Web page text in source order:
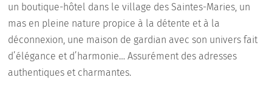
un boutique-hôtel dans le village des Saintes-Maries, un
mas en pleine nature propice à la détente et à la
déconnexion, une maison de gardian avec son univers fait
d’élégance et d’harmonie… Assurément des adresses
authentiques et charmantes.